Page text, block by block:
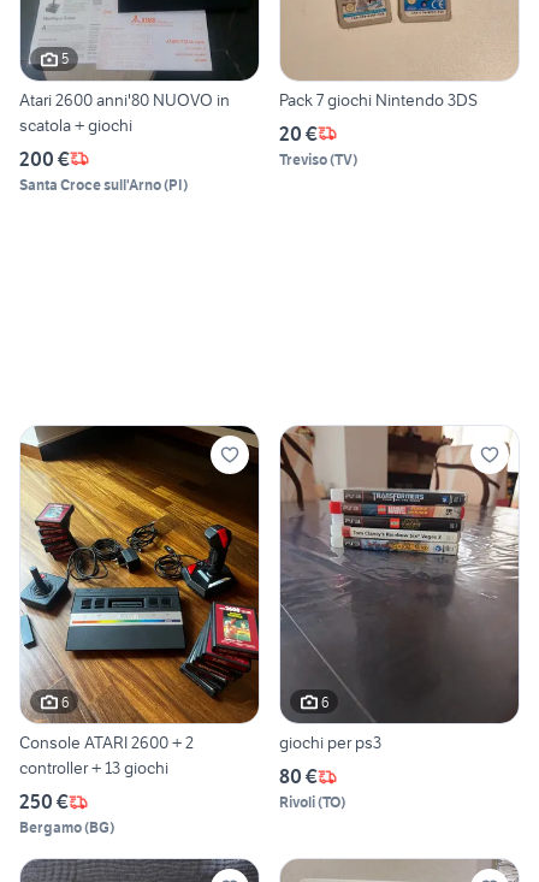
5
Atari 2600 anni'80 NUOVO in
scatola + giochi
200 €
Santa Croce sull'Arno(PI)
Pack 7 giochi Nintendo 3DS
20 €
Treviso(TV)
6
Console ATARI 2600 + 2
controller + 13 giochi
250 €
Bergamo(BG)
6
giochi per ps3
80 €
Rivoli(TO)